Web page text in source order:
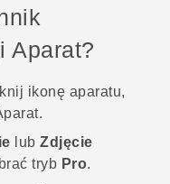
Aparat?
ikonę aparatu,
.
lub Zdjęcie
tryb Pro.